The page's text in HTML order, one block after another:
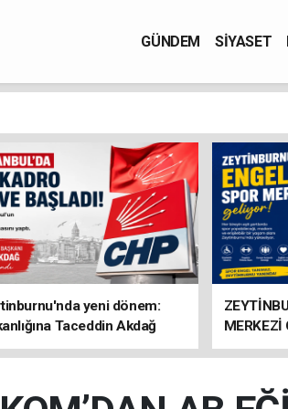
GÜNDEM SİYASET
yeni dönem:
Taceddin Akdağ
MERKEZİ